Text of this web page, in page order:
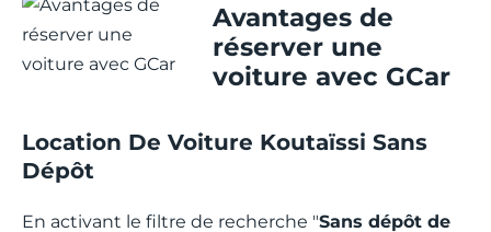
Avantages de
réserver une
voiture avec GCar
Location De Voiture Koutaïssi Sans
Dépôt
En activant le filtre de recherche "Sans dépôt de